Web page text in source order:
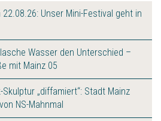
22.08.26: Unser Mini-Festival geht in
Wasser den Unterschied –
mit Mainz 05
„diffamiert“: Stadt Mainz
NS-Mahnmal